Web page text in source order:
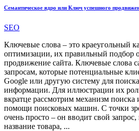
Семантическое ядро или Ключ успешного
SEO
Ключевые слова – это краеугольный
оптимизации, их правильный подбор
продвижение сайта. Ключевые слова
запросам, которые потенциальные
Google или другую систему для
информации. Для иллюстрации их
вкратце рассмотрим механизм
помощи поисковых машин. С точки
очень просто – он вводит свой
название товара, ...